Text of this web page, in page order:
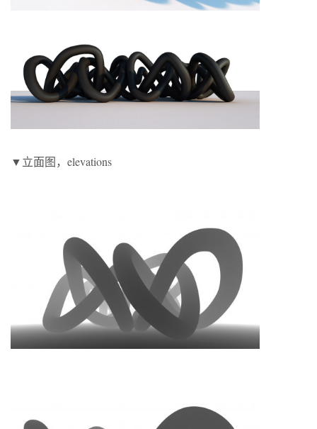
▼立面图，elevations